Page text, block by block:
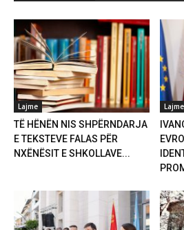
Lajme
TË HËNËN NIS SHPËRNDARJA
E TEKSTEVE FALAS PËR
NXËNËSIT E SHKOLLAVE...
Lajme